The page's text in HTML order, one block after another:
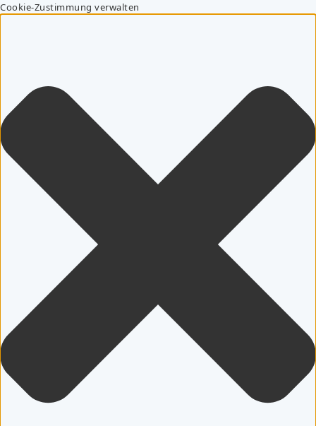
Cookie-Zustimmung verwalten